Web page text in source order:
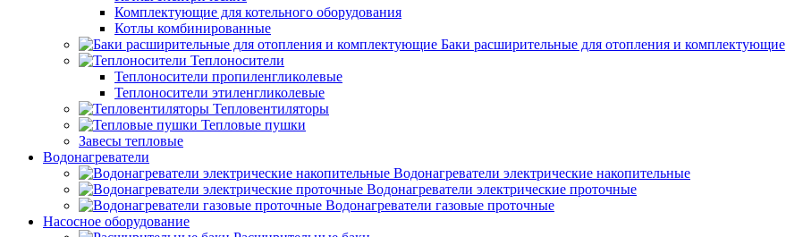
Комплектующие для котельного оборудования
Котлы комбинированные
Баки расширительные для отопления и комплектующие
Теплоносители
Теплоносители пропиленгликолевые
Теплоносители этиленгликолевые
Тепловентиляторы
Тепловые пушки
Завесы тепловые
Водонагреватели
Водонагреватели электрические накопительные
Водонагреватели электрические проточные
Водонагреватели газовые проточные
Насосное оборудование